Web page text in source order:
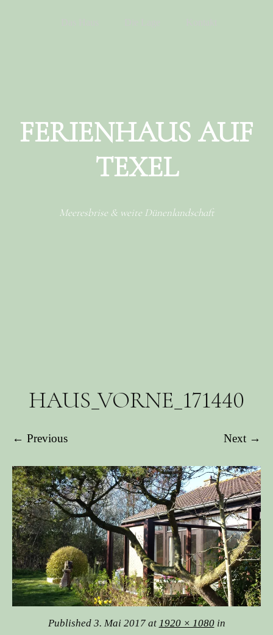
FERIENHAUS AUF
TEXEL
Meeresbrise & weite Dünenlandschaft
HAUS_VORNE_171440
← Previous Next →
Published 3. Mai 2017at 1920 × 1080in